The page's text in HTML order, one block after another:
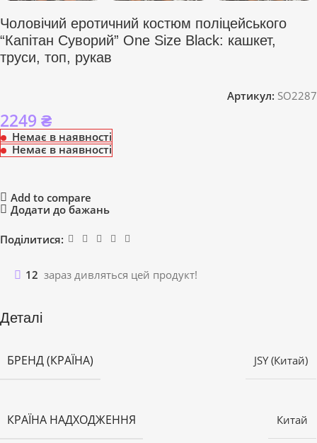
Чоловічий еротичний костюм поліцейського
“Капітан Суворий” One Size Black: кашкет,
труси, топ, рукав
Артикул: SO2287
2249 ₴
Немає в наявності
Немає в наявності
Add to compare
Додати до бажань
Поділитися:
12 зараз дивляться цей продукт!
Деталі
БРЕНД (КРАЇНА) JSY (Китай)
КРАЇНА НАДХОДЖЕННЯ Китай